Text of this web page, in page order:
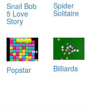
Snail Bob
5 Love
Story
Spider
Solitaire
Popstar Billiards